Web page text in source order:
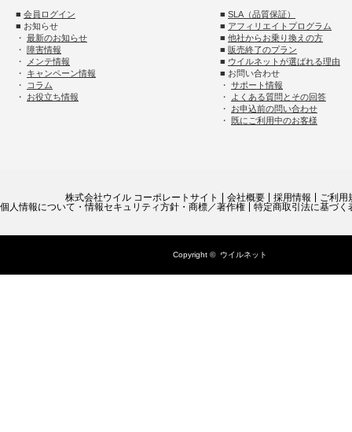
■ 会員ログイン ■ SLA（品質保証）
■ お知らせ
■ アフィリエイトプログラム
・ 最新のお知らせ ■ 他社からお乗り換えの方
・ 障害情報 ■ 販売終了のプラン
・
メンテ情報 ■ ウイルネットが選ばれる理由
・ キャンペーン情報
■ お問い合わせ
・
コラム ・ サポート情報
・ お役立ち情報 ・
よくある質問とその回答
・ お申込前の問い合わせ
・ 既にご利用中のお客様
株式会社ウイル コーポレートサイト 会社概要 採用情報
ご利用
個人情報について・情報セキュリティ方針・商標／著作権
特定商取引法に基づく
Copyright © ウイルネット